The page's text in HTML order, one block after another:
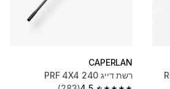
CAPERLAN
רשת דייג PRF 4X4 240